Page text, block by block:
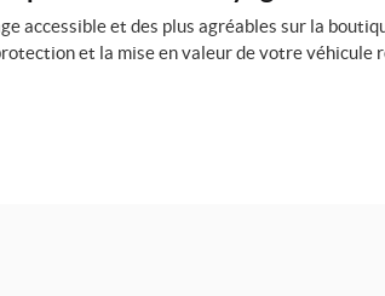
accessible et des plus agréables sur la
et la mise en valeur de votre véhicule